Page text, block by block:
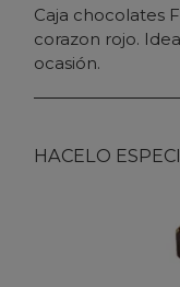
Caja chocolates
corazon rojo.
ocasión.
HACELO